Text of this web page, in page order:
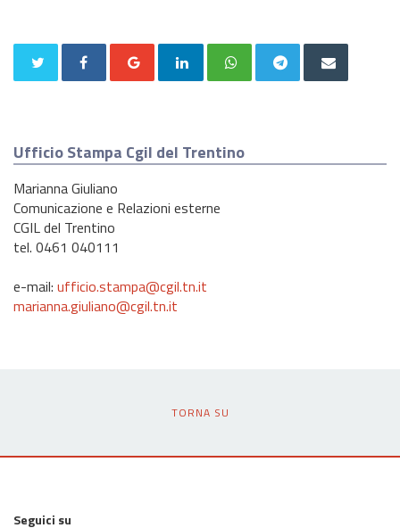
Ufficio Stampa Cgil del Trentino
Marianna Giuliano
Comunicazione e Relazioni esterne
CGIL del Trentino
tel. 0461 040111
e-mail: ufficio.stampa@cgil.tn.it
marianna.giuliano@cgil.tn.it
TORNA SU
Seguici su